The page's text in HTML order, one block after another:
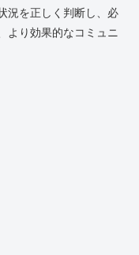
況を正しく判断し、必
より効果的なコミュニ